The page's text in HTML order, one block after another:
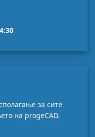
за сите
на progeCAD.